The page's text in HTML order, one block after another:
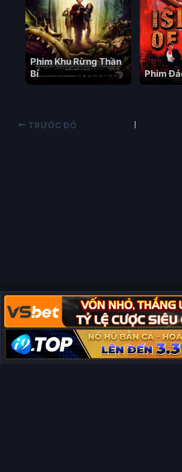
Phim Khu Rừng Thần
Bí
Phim
TRƯỚC ĐÓ
Copyright © 2026 Phim